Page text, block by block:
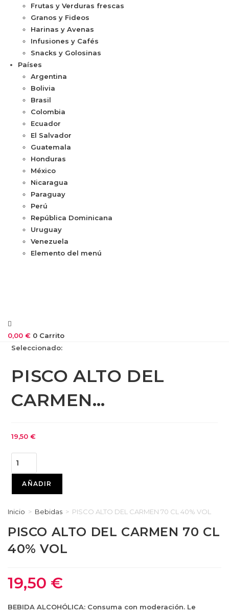
Frutas y Verduras frescas
Granos y Fideos
Harinas y Avenas
Infusiones y Cafés
Snacks y Golosinas
Países
Argentina
Bolivia
Brasil
Colombia
Ecuador
El Salvador
Guatemala
Honduras
México
Nicaragua
Paraguay
Perú
República Dominicana
Uruguay
Venezuela
Elemento del menú
0,00 € 0 Carrito
Seleccionado:
PISCO ALTO DEL
CARMEN…
19,50€
PISCO
ALTO
DEL
CARMEN
70
40%
VOL
AÑADIR
Inicio > Bebidas > PISCO ALTO DEL CARMEN 70 CL 40% VOL
PISCO ALTO DEL CARMEN 70 CL
40% VOL
19,50 €
BEBIDA ALCOHÓLICA: Consuma con moderación. Le